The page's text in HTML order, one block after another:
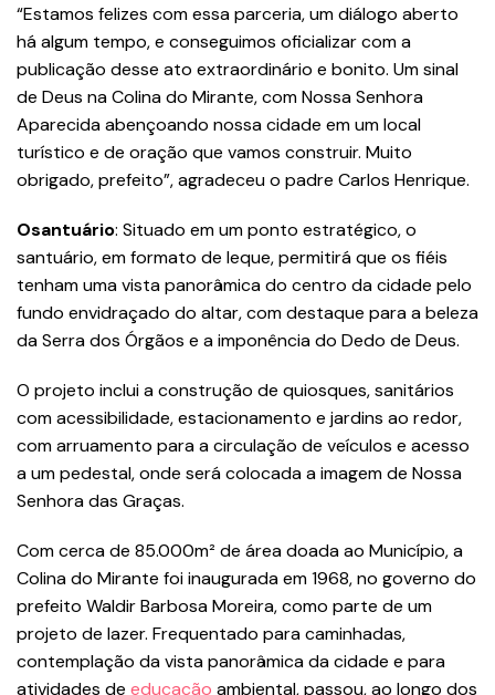
“Estamos felizes com essa parceria, um diálogo aberto
há algum tempo, e conseguimos oficializar com a
publicação desse ato extraordinário e bonito. Um sinal
de Deus na Colina do Mirante, com Nossa Senhora
Aparecida abençoando nossa cidade em um local
turístico e de oração que vamos construir. Muito
obrigado, prefeito”, agradeceu o padre Carlos Henrique.
Osantuário: Situado em um ponto estratégico, o
santuário, em formato de leque, permitirá que os fiéis
tenham uma vista panorâmica do centro da cidade pelo
fundo envidraçado do altar, com destaque para a beleza
da Serra dos Órgãos e a imponência do Dedo de Deus.
O projeto inclui a construção de quiosques, sanitários
com acessibilidade, estacionamento e jardins ao redor,
com arruamento para a circulação de veículos e acesso
a um pedestal, onde será colocada a imagem de Nossa
Senhora das Graças.
Com cerca de 85.000m² de área doada ao Município, a
Colina do Mirante foi inaugurada em 1968, no governo do
prefeito Waldir Barbosa Moreira, como parte de um
projeto de lazer. Frequentado para caminhadas,
contemplação da vista panorâmica da cidade e para
atividades de educação ambiental, passou, ao longo dos